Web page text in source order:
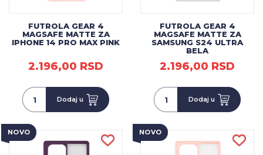
FUTROLA GEAR 4
MAGSAFE MATTE ZA
IPHONE 14 PRO MAX PINK
2.196,00 RSD
Dodaj u
FUTROLA GEAR 4
MAGSAFE MATTE ZA
SAMSUNG S24 ULTRA
BELA
2.196,00 RSD
Dodaj u
NOVO NOVO